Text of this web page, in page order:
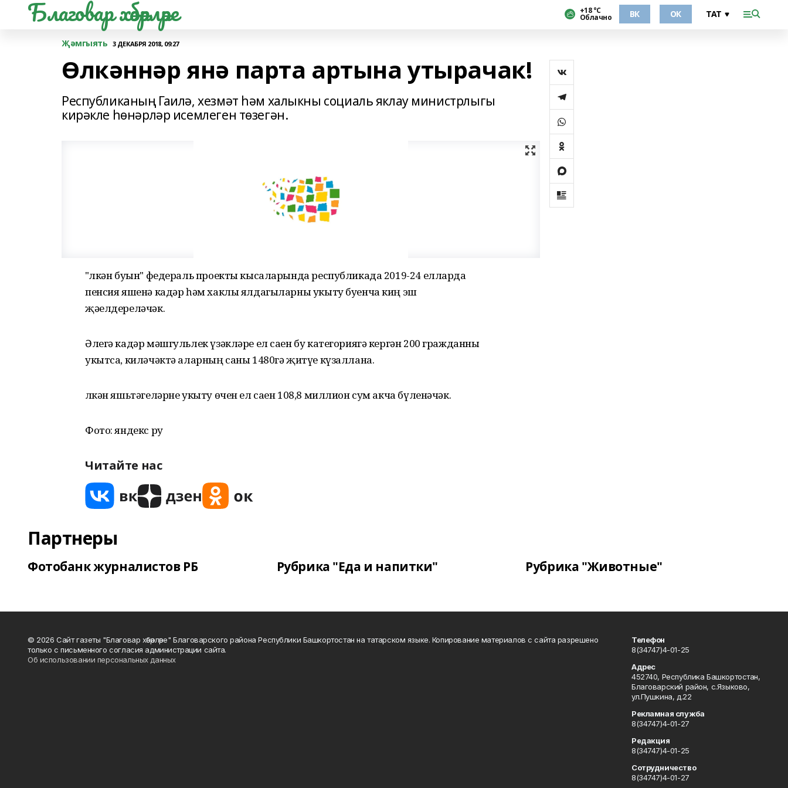
Благовар хәбәрләре +18 °С
Облачно ВК ОК
Җәмгыять 3 ДЕКАБРЯ 2018, 09:27
Өлкәннәр янә парта артына утырачак!
Республиканың Гаилә, хезмәт һәм халыкны социаль яклау министрлыгы
кирәкле һөнәрләр исемлеген төзегән.
"Өлкән буын" федераль проекты кысаларында республикада 2019-24 елларда
пенсия яшенә кадәр һәм хаклы ялдагыларны укыту буенча киң эш
җәелдереләчәк.
Әлегә кадәр мәшгульлек үзәкләре ел саен бу категориягә кергән 200 гражданны
укытса, киләчәктә аларның саны 1480гә җитүе күзаллана.
Өлкән яшьтәгеләрне укыту өчен ел саен 108,8 миллион сум акча бүленәчәк.
Фото: яндекс ру
Читайте нас
Партнеры
Фотобанк журналистов РБ Рубрика "Еда и напитки" Рубрика "Животные"
© 2026 Сайт газеты "Благовар хәбәрләре" Благоварского района Республики Башкортостан на татарском языке. Копирование материалов с сайта разрешено
только с письменного согласия администрации сайта.
Об использовании персональных данных
Телефон
8(34747)4-01-25
Адрес
452740, Республика Башкортостан,
Благоварский район, с.Языково,
ул.Пушкина, д.22
Рекламная служба
8(34747)4-01-27
Редакция
8(34747)4-01-25
Сотрудничество
8(34747)4-01-27